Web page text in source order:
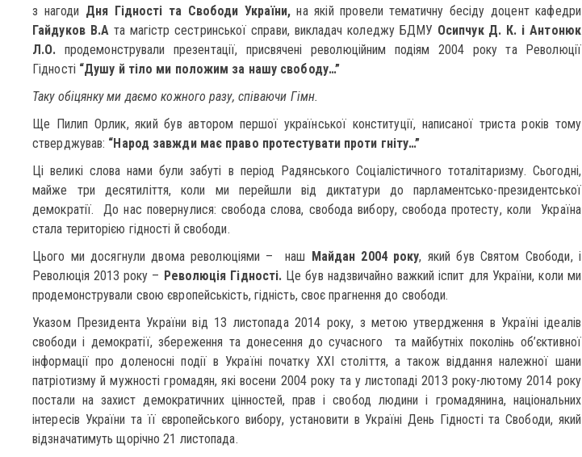
з нагоди Дня Гідності та Свободи України,на якій провели тематичну бесіду доцент кафедри
Гайдуков В.А та магістр сестринської справи, викладач коледжу БДМУ Осипчук Д. К. і Антонюк
Л.О. продемонстрували презентації, присвячені революційним подіям 2004 року та Революції
Гідності “Душу й тіло ми положим за нашу свободу…”
Таку обіцянку ми даємо кожного разу, співаючи Гімн.
Ще Пилип Орлик, який був автором першої української конституції, написаної триста років тому
стверджував: “Народ завжди має право протестувати проти гніту…”
Ці великі слова нами були забуті в період Радянського Соціалістичного тоталітаризму. Сьогодні,
майже три десятиліття, коли ми перейшли від диктатури до парламентсько-президентської
демократії. До нас повернулися: свобода слова, свобода вибору, свобода протесту, коли Україна
стала територією гідності й свободи.
Цього ми досягнули двома революціями – наш Майдан 2004 року, який був Святом Свободи, і
Революція 2013 року – Революція Гідності. Це був надзвичайно важкий іспит для України, коли ми
продемонстрували свою європейськість, гідність, своє прагнення до свободи.
Указом Президента України від 13 листопада 2014 року, з метою утвердження в Україні ідеалів
свободи і демократії, збереження та донесення до сучасного та майбутніх поколінь об’єктивної
інформації про доленосні події в Україні початку ХХІ століття, а також віддання належної шани
патріотизму й мужності громадян, які восени 2004 року та у листопаді 2013 року-лютому 2014 року
постали на захист демократичних цінностей, прав і свобод людини і громадянина, національних
інтересів України та її європейського вибору, установити в Україні День Гідності та Свободи, який
відзначатимуть щорічно 21 листопада.